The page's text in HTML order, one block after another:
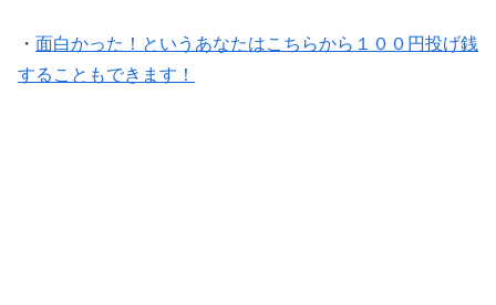
・ 面白かった！というあなたはこちらから１００円投げ銭
することもできます！